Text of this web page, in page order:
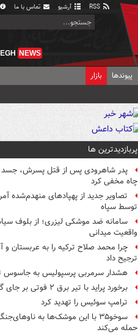
آرشیو تماس با ما
NEWS
پیوندها بازار
پربازدیدترین ها
پدر شاهرودی پس از قتل پسرش، جسد
چاه مخفی کرد
تصاویر جدید از پهپادهای منهدم‌شده
توسط سپاه
سامانه ضد موشکی لیزری؛ از بلوف
واقعیت میدانی
چرا محمد صلاح ترکیه را به عربستان و
ترجیح داد
هشدار سرمربی پرسپولیس به جاسوس
برخورد پراید با تیر برق ۲ فوتی بر جای گذاشت
ترامپ سوئیس را تهدید کرد
سوخو۳۵ با این موشک‌ها به
حمله می‌کند